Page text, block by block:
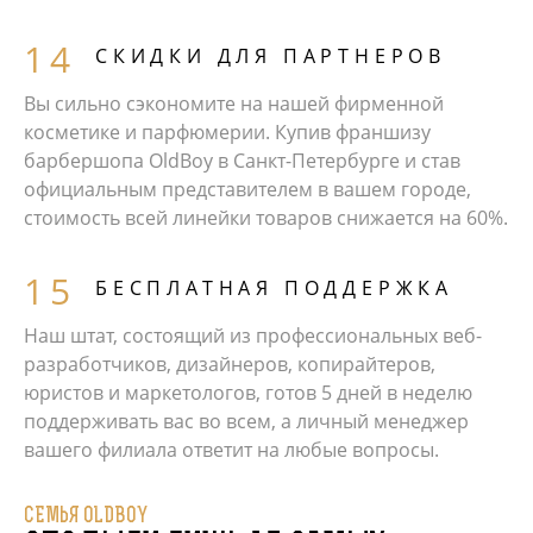
СКИДКИ ДЛЯ ПАРТНЕРОВ
Вы сильно сэкономите на нашей фирменной
косметике и парфюмерии. Купив франшизу
барбершопа OldBoy в Санкт-Петербурге и став
официальным представителем в вашем городе,
стоимость всей линейки товаров снижается на 60%.
БЕСПЛАТНАЯ ПОДДЕРЖКА
Наш штат, состоящий из профессиональных веб-
разработчиков, дизайнеров, копирайтеров,
юристов и маркетологов, готов 5 дней в неделю
поддерживать вас во всем, а личный менеджер
вашего филиала ответит на любые вопросы.
СЕМЬЯ OLDBOY